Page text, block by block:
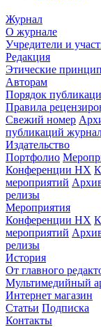
Журнал
О журнале
Учредители и
Редакция
Этические
Авторам
Порядок
Правила
Свежий номер
публикаций
Издательство
Портфолио
Конференции НХ
мероприятий
релизы
Мероприятия
Конференции НХ
мероприятий
релизы
История
От главного
Мультимедийный
Интернет магазин
Статьи Подписка
Контакты